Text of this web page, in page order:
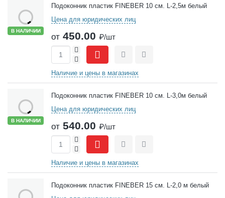
В НАЛИЧИИ
Подоконник пластик FINEBER 10 см. L-2,5м белый
Цена для юридических лиц
от 450.00 ₽/шт
-
+
СравнитьОтложить
Наличие и цены в магазинах
В НАЛИЧИИ
Подоконник пластик FINEBER 10 см. L-3,0м белый
Цена для юридических лиц
от 540.00 ₽/шт
-
+
СравнитьОтложить
Наличие и цены в магазинах
Подоконник пластик FINEBER 15 см. L-2,0 м белый